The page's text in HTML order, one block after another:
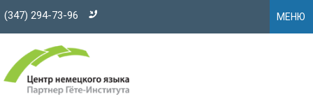
(347) 294-73-96 МЕНЮ